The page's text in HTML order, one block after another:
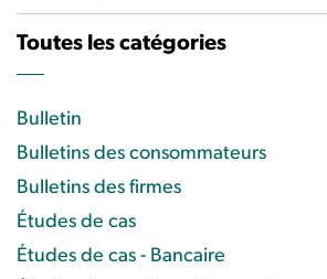
Toutes les catégories
Bulletin
Bulletins des consommateurs
Bulletins des firmes
Études de cas
Études de cas - Bancaire